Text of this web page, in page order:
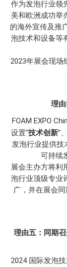
作为发泡行业领
美和欧洲成功举
的海外宣传及推
泡技术和设备等
2023年展会现场
理
FOAM EXPO
设置“技术创新”
发泡行业提供技
可持续
展会主办方将利
泡行业顶级专业
广，并在展会同
理由五：同期
2024 国际发泡